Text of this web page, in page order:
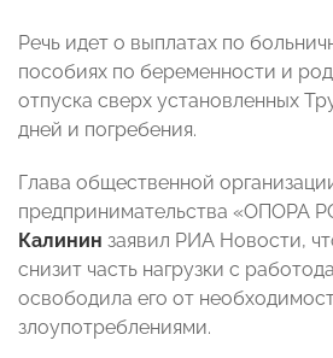
Речь идет о выплатах по
пособиях по беременности и
отпуска сверх установленных
дней и погребения.
Глава общественной
предпринимательства «ОПОРА
Калинин заявил РИА Новости,
снизит часть нагрузки с
освободила его от
злоупотреблениями.